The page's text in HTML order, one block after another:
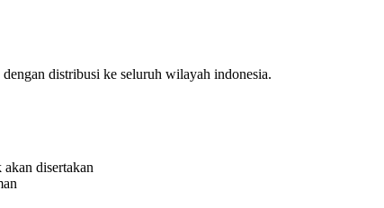
distribusi ke seluruh wilayah indonesia.
disertakan